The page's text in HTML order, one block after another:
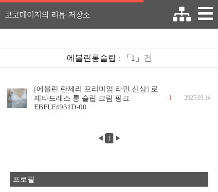
코코데이지의 리뷰 저장소
에블린롱슬립 : 「1」 건
[에블린 란제리 프리미엄 라인 신상] 로
제타드레스 롱 슬립 크림 핑크
EBFLF4931D-00
1 2025.09.14
◀ 1 ▶
프로필